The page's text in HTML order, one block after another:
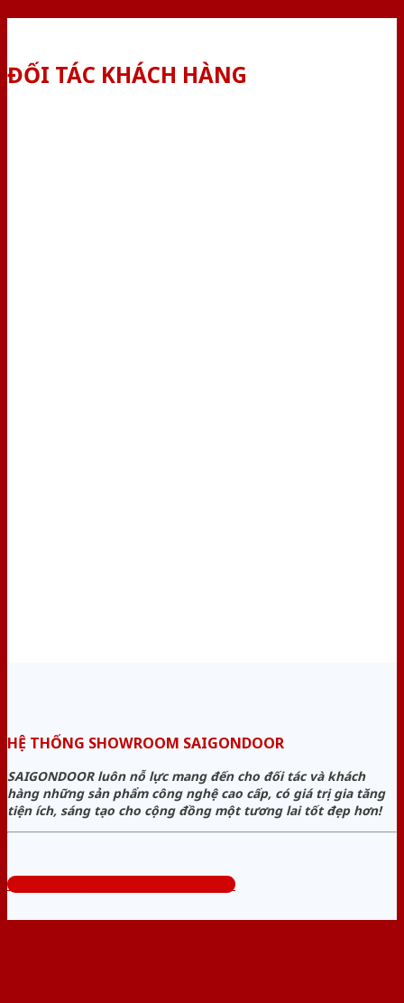
ĐỐI TÁC KHÁCH HÀNG
HỆ THỐNG SHOWROOM SAIGONDOOR
SAIGONDOOR luôn nỗ lực mang đến cho đối tác và khách
hàng những sản phẩm công nghệ cao cấp, có giá trị gia tăng
tiện ích, sáng tạo cho cộng đồng một tương lai tốt đẹp hơn!
Tổng đài tư vấn miễn phí: 0824.400.400